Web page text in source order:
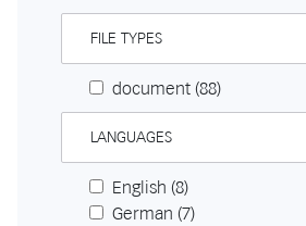
FILE TYPES
document (88)
LANGUAGES
English (8)
German (7)